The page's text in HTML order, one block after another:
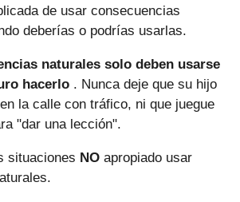
de usar consecuencias
deberías o podrías usarlas.
naturales solo deben usarse
hacerlo . Nunca deje que su hijo
la calle con tráfico, ni que juegue
"dar una lección".
situaciones NO apropiado usar